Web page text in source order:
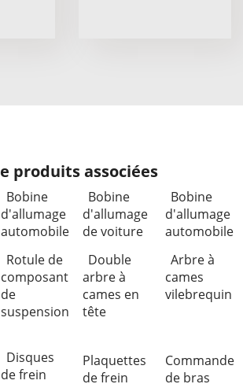
produits associées
Bobine
d'allumage
automobile
Bobine
d'allumage
de voiture
Bobine
d'allumage
automobile
Rotule de
composant
de
suspension
Double
arbre à
cames en
tête
Arbre à
cames
vilebrequin
Disques
de frein
Plaquettes
de frein
Commande
de bras